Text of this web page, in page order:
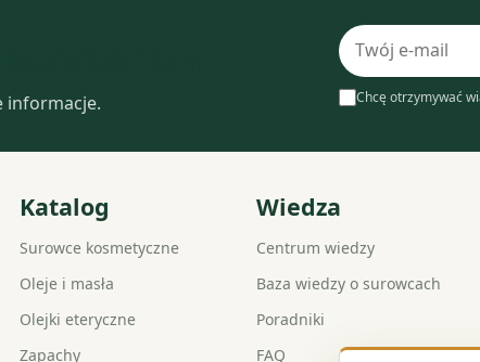
informacje.
Adres
e-
mailChcę otrzymywać
Katalog
Surowce kosmetyczne
Oleje i masła
Olejki eteryczne
Zapachy
Wiedza
Centrum wiedzy
Baza wiedzy o surowcach
Poradniki
FAQ